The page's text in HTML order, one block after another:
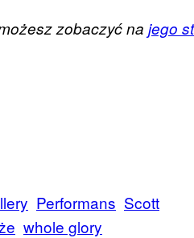
zobaczyć na jego
Performans Scott
whole glory